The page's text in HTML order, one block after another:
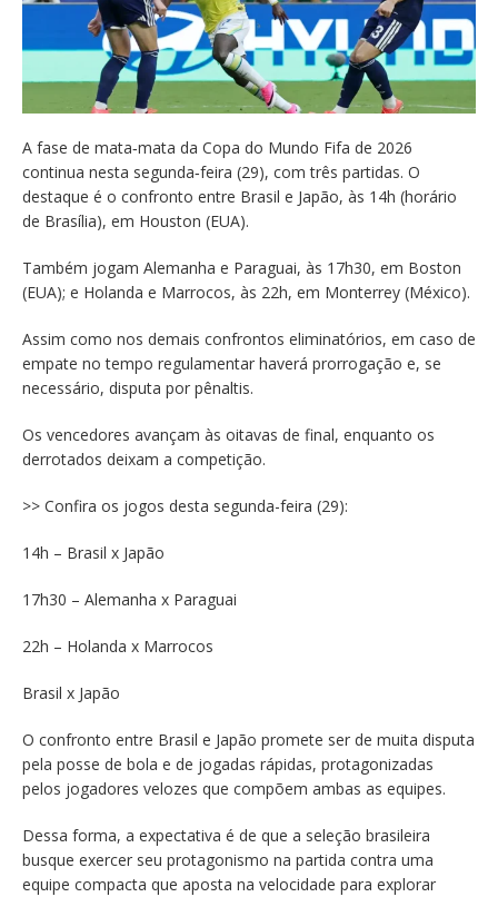
A fase de mata‑mata da Copa do Mundo Fifa de 2026
continua nesta segunda‑feira (29), com três partidas. O
destaque é o confronto entre Brasil e Japão, às 14h (horário
de Brasília), em Houston (EUA).
Também jogam Alemanha e Paraguai, às 17h30, em Boston
(EUA); e Holanda e Marrocos, às 22h, em Monterrey (México).
Assim como nos demais confrontos eliminatórios, em caso de
empate no tempo regulamentar haverá prorrogação e, se
necessário, disputa por pênaltis.
Os vencedores avançam às oitavas de final, enquanto os
derrotados deixam a competição.
>> Confira os jogos desta segunda-feira (29):
14h – Brasil x Japão
17h30 – Alemanha x Paraguai
22h – Holanda x Marrocos
Brasil x Japão
O confronto entre Brasil e Japão promete ser de muita disputa
pela posse de bola e de jogadas rápidas, protagonizadas
pelos jogadores velozes que compõem ambas as equipes.
Dessa forma, a expectativa é de que a seleção brasileira
busque exercer seu protagonismo na partida contra uma
equipe compacta que aposta na velocidade para explorar